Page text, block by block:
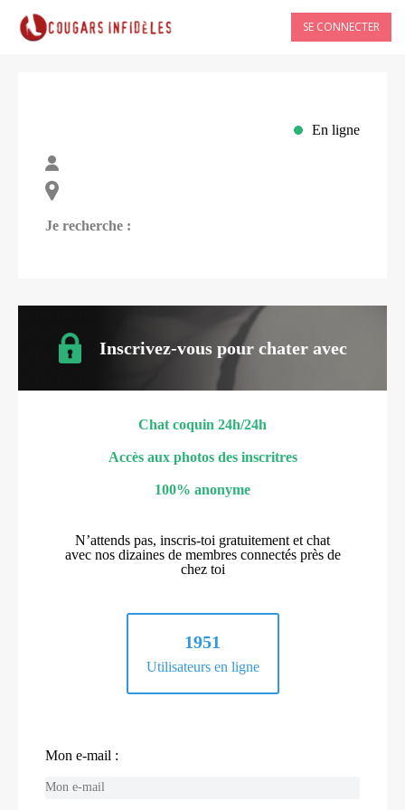
SE CONNECTER
En ligne
Je recherche :
Inscrivez-vous pour chater avec
Chat coquin 24h/24h
Accès aux photos des inscritres
100% anonyme
N’attends pas, inscris-toi gratuitement et chat
avec nos dizaines de membres connectés près de
chez toi
1951
Utilisateurs en ligne
Mon e-mail :